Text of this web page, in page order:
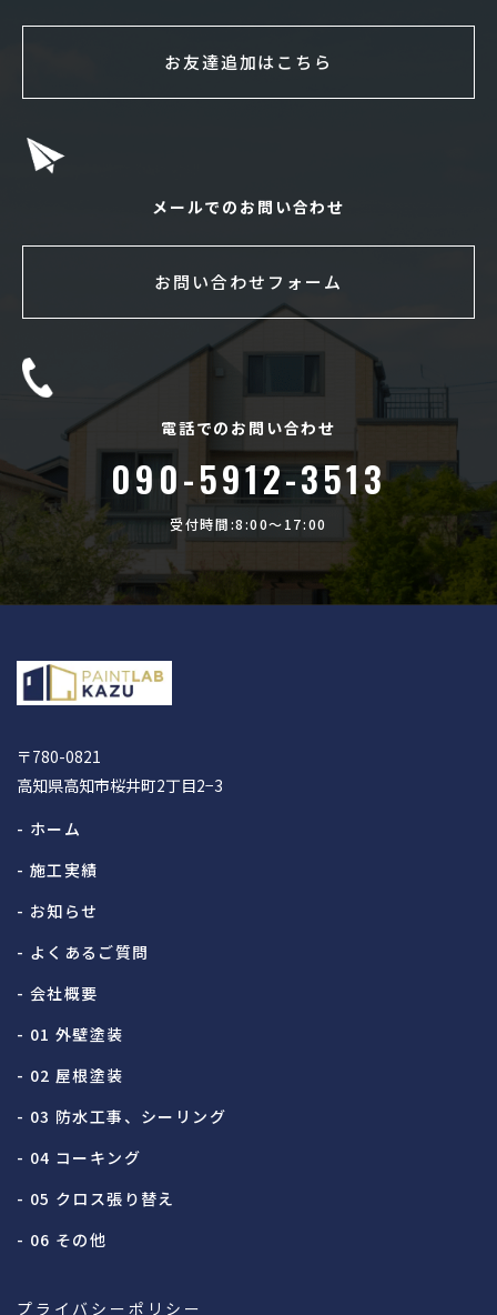
お友達追加はこちら
メールでのお問い合わせ
お問い合わせフォーム
電話でのお問い合わせ
090-5912-3513
受付時間:8:00〜17:00
〒780-0821
高知県高知市桜井町2丁目2−3
- ホーム
- 施工実績
- お知らせ
- よくあるご質問
- 会社概要
- 01 外壁塗装
- 02 屋根塗装
- 03 防水工事、シーリング
- 04 コーキング
- 05 クロス張り替え
- 06 その他
プライバシーポリシー